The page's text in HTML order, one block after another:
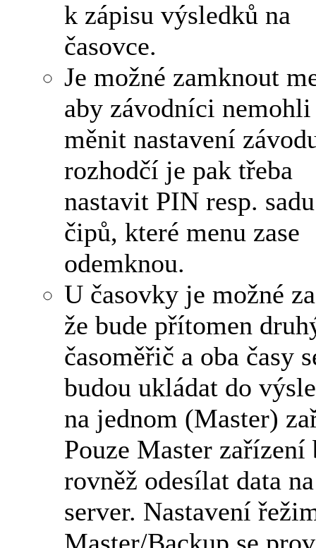
k zápisu výsledků na
časovce.
Je možné zamknout
aby závodníci nemohli
měnit nastavení
rozhodčí je pak třeba
nastavit PIN resp.
čipů, které menu zase
odemknou.
U časovky je možné
že bude přítomen
časoměřič a oba časy
budou ukládat do
na jednom (Master)
Pouze Master zařízení
rovněž odesílat data na
server. Nastavení